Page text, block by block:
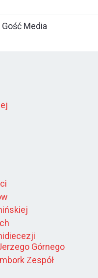
Media
Górnego
Zespół